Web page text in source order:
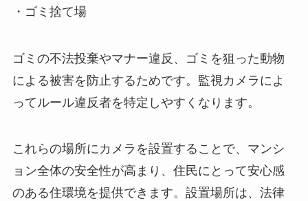
・ゴミ捨て場
ゴミの不法投棄やマナー違反、ゴミを狙った動物
による被害を防止するためです。監視カメラによ
ってルール違反者を特定しやすくなります。
これらの場所にカメラを設置することで、マンシ
ョン全体の安全性が高まり、住民にとって安心感
のある住環境を提供できます。設置場所は、法律